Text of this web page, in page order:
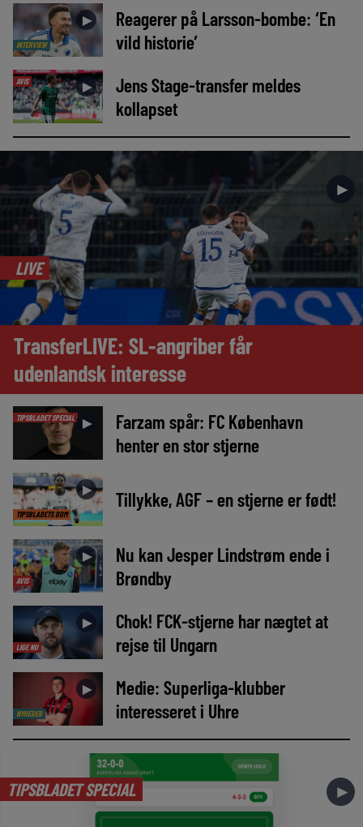
INTERVIEW
►
Reagerer på Larsson-bombe: ‘En
vild historie’
AVIS ►
Jens Stage-transfer meldes
kollapset
►
LIVE
TransferLIVE: SL-angriber får
udenlandsk interesse
TIPSBLADET SPECIAL ►
Farzam spår: FC København
henter en stor stjerne
TIPSBLADETS DOM
► Tillykke, AGF – en stjerne er født!
AVIS
►
Nu kan Jesper Lindstrøm ende i
Brøndby
LIGE NU
►
Chok! FCK-stjerne har nægtet at
rejse til Ungarn
NYHEDER
►
Medie: Superliga-klubber
interesseret i Uhre
TIPSBLADET SPECIAL ►